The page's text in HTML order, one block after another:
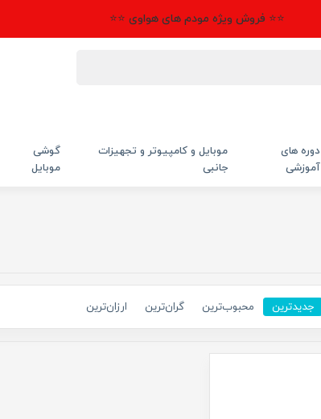
⭐⭐ فروش ویژه مودم های هواوی ⭐⭐
دوره های
آموزشی
موبایل و کامپیوتر و تجهیزات
جانبی
گوشی
موبایل
جدیدترین محبوب‌ترین گران‌ترین ارزان‌ترین